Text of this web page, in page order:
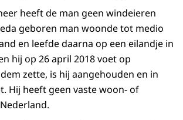
heeft de man geen windeieren
geboren man woonde tot medio
en leefde daarna op een eilandje in
hij op 26 april 2018 voet op
zette, is hij aangehouden en in
Hij heeft geen vaste woon- of